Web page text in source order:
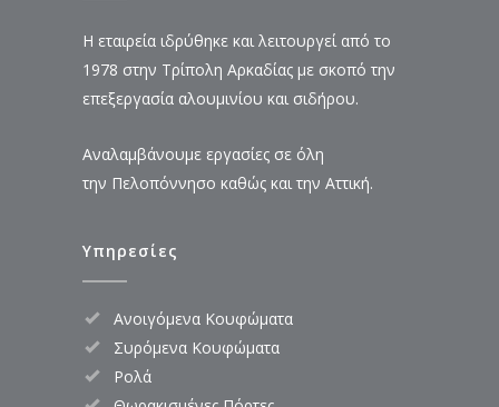
Η εταιρεία ιδρύθηκε και λειτουργεί από το
1978 στην Τρίπολη Αρκαδίας με σκοπό την
επεξεργασία αλουμινίου και σιδήρου.
Αναλαμβάνουμε εργασίες σε όλη
την Πελοπόννησο καθώς και την Αττική.
Υπηρεσίες
Ανοιγόμενα Κουφώματα
Συρόμενα Κουφώματα
Ρολά